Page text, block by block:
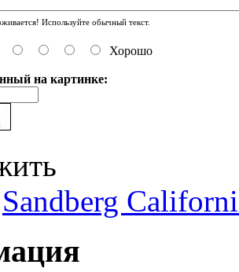
Используйте обычный текст.
Хорошо
на картинке:
Sandberg